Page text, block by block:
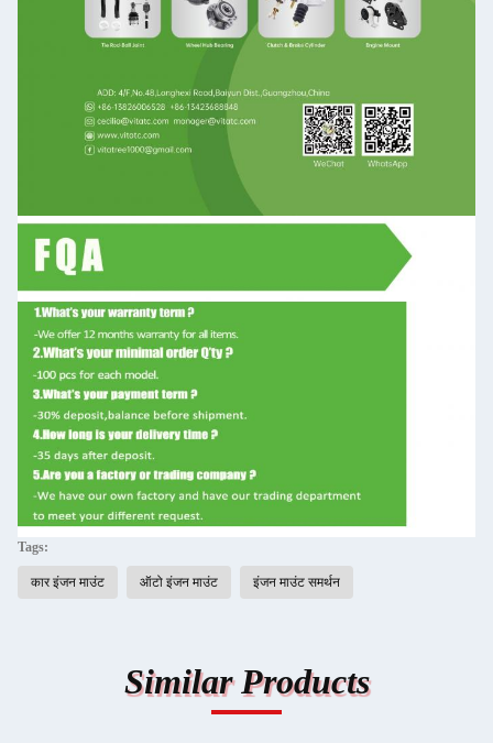
Tags:
कार इंजन माउंट ऑटो इंजन माउंट इंजन माउंट समर्थन
Similar Products